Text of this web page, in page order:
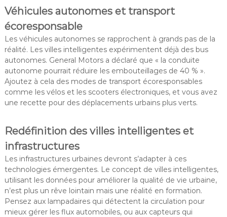
Véhicules autonomes et transport
écoresponsable
Les véhicules autonomes se rapprochent à grands pas de la
réalité. Les villes intelligentes expérimentent déjà des bus
autonomes. General Motors a déclaré que « la conduite
autonome pourrait réduire les embouteillages de 40 % ».
Ajoutez à cela des modes de transport écoresponsables
comme les vélos et les scooters électroniques, et vous avez
une recette pour des déplacements urbains plus verts.
Redéfinition des villes intelligentes et
infrastructures
Les infrastructures urbaines devront s’adapter à ces
technologies émergentes. Le concept de villes intelligentes,
utilisant les données pour améliorer la qualité de vie urbaine,
n’est plus un rêve lointain mais une réalité en formation.
Pensez aux lampadaires qui détectent la circulation pour
mieux gérer les flux automobiles, ou aux capteurs qui